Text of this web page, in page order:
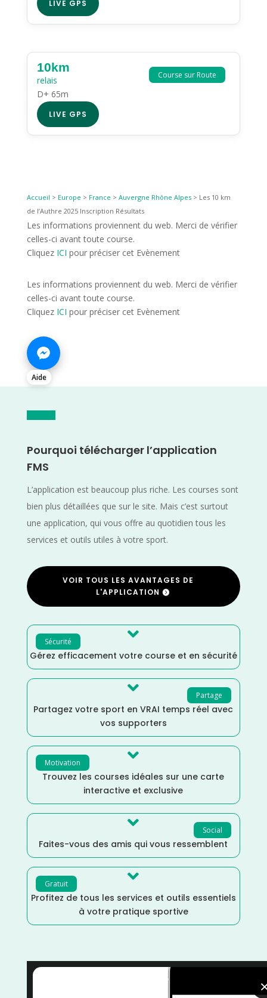
LIVE GPS
Course sur Route
10km
relais
D+ 65m
LIVE GPS
Accueil > Europe > France > Auvergne Rhône Alpes> Les 10 km
de l’Authre 2025 Inscription Résultats
Les informations proviennent du web. Merci de vérifier
celles-ci avant toute course.
Cliquez ICI pour préciser cet Evènement
Les informations proviennent du web. Merci de vérifier
celles-ci avant toute course.
Cliquez ICI pour préciser cet Evènement
Aide
Pourquoi télécharger l’application
FMS
L’application est beaucoup plus riche. Les courses sont
bien plus détaillées que sur le site. Mais c’est surtout
une application, qui vous offre au quotidien tous les
services et outils utiles à votre sport.
VOIR TOUS LES AVANTAGES DE
L'APPLICATION
Sécurité 
Gérez efficacement votre course et en sécurité
Partage

Partagez votre sport en VRAI temps réel avec
vos supporters
Motivation 
Trouvez les courses idéales sur une carte
interactive et exclusive
Social

Faites-vous des amis qui vous ressemblent
Gratuit 
Profitez de tous les services et outils essentiels
à votre pratique sportive